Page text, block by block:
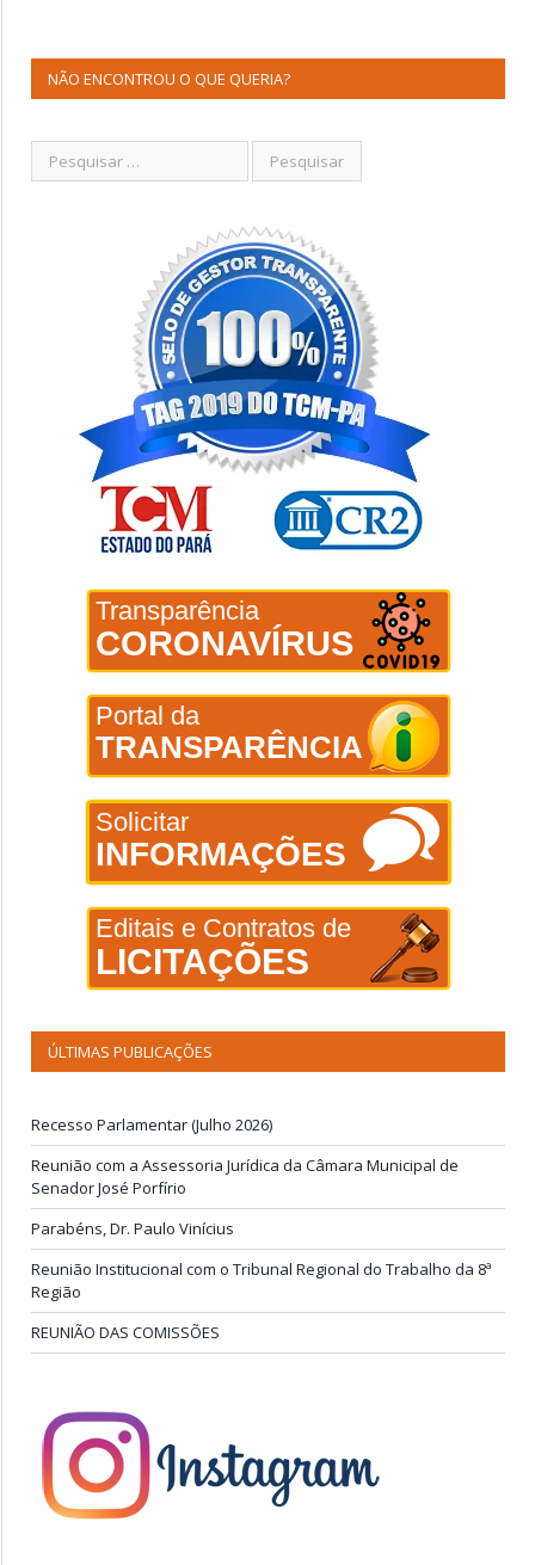
NÃO ENCONTROU O QUE QUERIA?
Transparência
CORONAVÍRUS
Portal da
TRANSPARÊNCIA
Solicitar
INFORMAÇÕES
Editais e Contratos de
LICITAÇÕES
ÚLTIMAS PUBLICAÇÕES
Recesso Parlamentar (Julho 2026)
Reunião com a Assessoria Jurídica da Câmara Municipal de
Senador José Porfírio
Parabéns, Dr. Paulo Vinícius
Reunião Institucional com o Tribunal Regional do Trabalho da 8ª
Região
REUNIÃO DAS COMISSÕES